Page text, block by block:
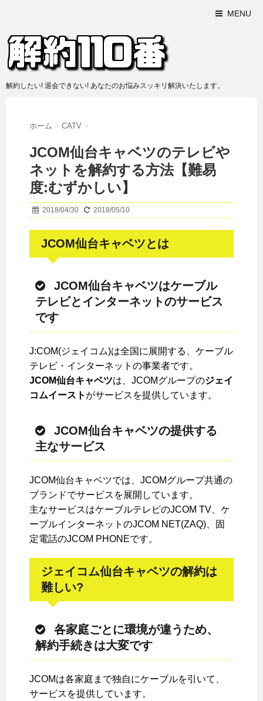
MENU
解約したい! 退会できない! あなたのお悩みスッキリ解決いたします。
ホーム > CATV >
JCOM仙台キャベツのテレビや
ネットを解約する方法【難易
度:むずかしい】
2018/04/30 2018/05/10
JCOM仙台キャベツとは
JCOM仙台キャベツはケーブル
テレビとインターネットのサービス
です
J:COM(ジェイコム)は全国に展開する、ケーブル
テレビ・インターネットの事業者です。
JCOM仙台キャベツは、JCOMグループのジェイ
コムイースト がサービスを提供しています。
JCOM仙台キャベツの提供する
主なサービス
JCOM仙台キャベツでは、JCOMグループ共通の
ブランドでサービスを展開しています。
主なサービスはケーブルテレビのJCOM TV、ケ
ーブルインターネットのJCOM NET(ZAQ)、固
定電話のJCOM PHONEです。
ジェイコム仙台キャベツの解約は
難しい?
各家庭ごとに環境が違うため、
解約手続きは大変です
JCOMは各家庭まで独自にケーブルを引いて、
サービスを提供しています。